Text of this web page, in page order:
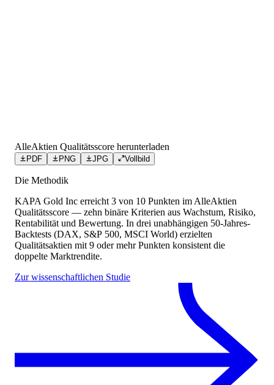
AlleAktien Qualitätsscore herunterladen
PDF PNG JPG Vollbild
Die Methodik
KAPA Gold Inc erreicht 3 von 10 Punkten im AlleAktien
Qualitätsscore — zehn binäre Kriterien aus Wachstum, Risiko,
Rentabilität und Bewertung. In drei unabhängigen 50-Jahres-
Backtests (DAX, S&P 500, MSCI World) erzielten
Qualitätsaktien mit 9 oder mehr Punkten konsistent die
doppelte Marktrendite.
Zur wissenschaftlichen Studie